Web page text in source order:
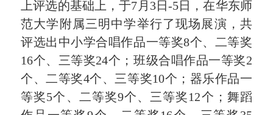
上评选的基础上，于7月 3日-5日，在华东师
范大学附属三明中学举行了现场展演 ， 共
评选出 中小学合唱作品一等奖8个、二等奖
16个、三等奖24个；班级合唱作品一等奖2
个、二等奖4个、三等奖10个； 器乐作品一
等奖5个、二等奖9个、三等奖12个；舞蹈